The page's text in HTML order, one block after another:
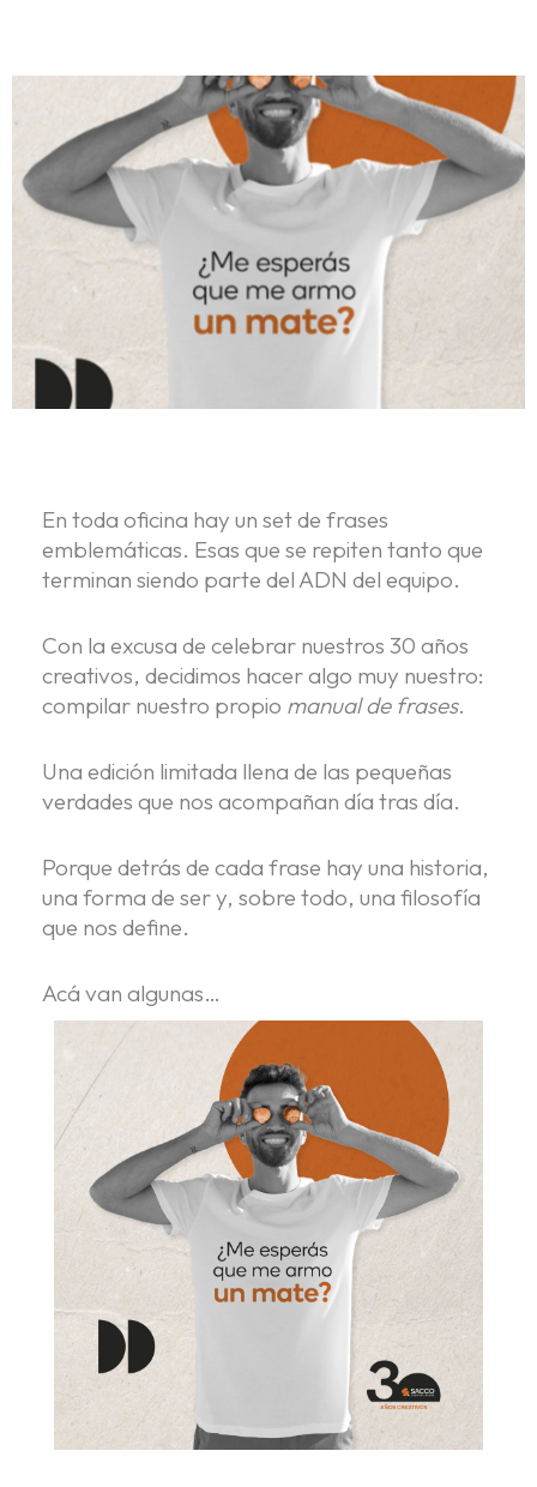
En toda oficina hay un set de frases
emblemáticas. Esas que se repiten tanto que
terminan siendo parte del ADN del equipo.
Con la excusa de celebrar nuestros 30 años
creativos, decidimos hacer algo muy nuestro:
compilar nuestro propio manual de frases.
Una edición limitada llena de las pequeñas
verdades que nos acompañan día tras día.
Porque detrás de cada frase hay una historia,
una forma de ser y, sobre todo, una filosofía
que nos define.
Acá van algunas…